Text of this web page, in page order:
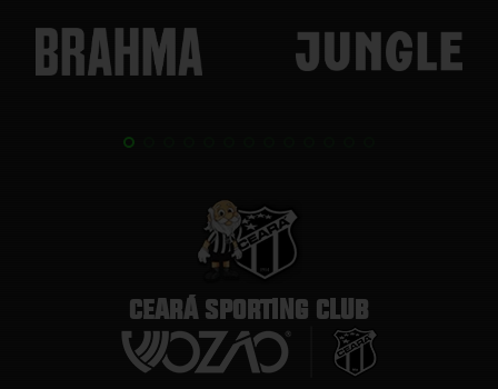
CEARÁ SPORTING CLUB